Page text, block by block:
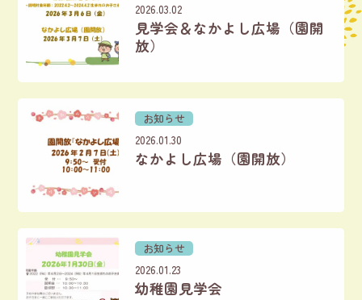
2026.03.02
見学会＆なかよし広場（園開
放）
お知らせ
2026.01.30
なかよし広場（園開放）
お知らせ
2026.01.23
幼稚園見学会